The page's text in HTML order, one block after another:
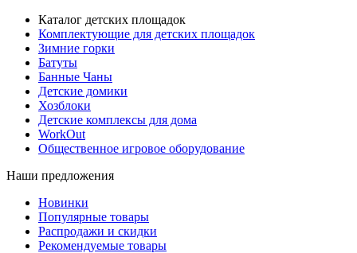
Каталог детских площадок
Комплектующие для детских площадок
Зимние горки
Батуты
Банные Чаны
Детские домики
Хозблоки
Детские комплексы для дома
WorkOut
Общественное игровое оборудование
Наши предложения
Новинки
Популярные товары
Распродажи и скидки
Рекомендуемые товары